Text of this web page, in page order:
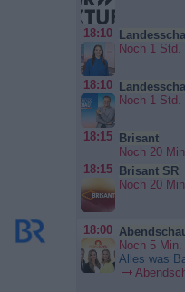
18:10
Noch 1 Std.
18:10
Noch 1 Std.
18:15 Brisant
Noch 20 Min.
18:15 Brisant SR
Noch 20 Min.
18:00
Noch 5 Min.
Alles was